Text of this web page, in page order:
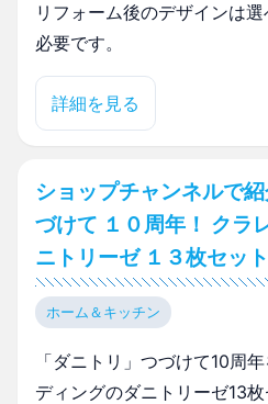
リフォーム後のデザインは
必要です。
詳細を見る
ショップチャンネルで
づけて １０周年！ クラ
ニトリーゼ １３枚セット
ホーム＆キッチン
「ダニトリ」つづけて10周
ディングのダニトリーゼ13